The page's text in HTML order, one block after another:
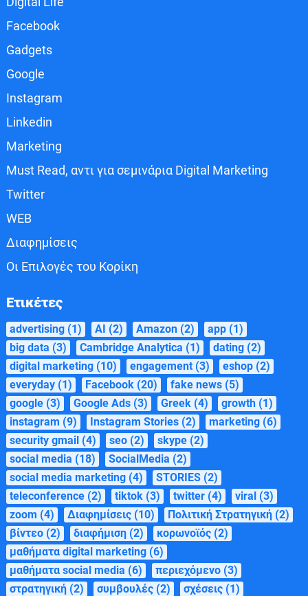
Facebook
Gadgets
Google
Instagram
Linkedin
Marketing
Must Read, αντι για σεμινάρια Digital Marketing
Twitter
WEB
Διαφημίσεις
Οι Επιλογές του Κορίκη
Ετικέτες
advertising (1) AI (2) Amazon (2) app (1)
big data (3) Cambridge Analytica (1) dating (2)
digital marketing (10) engagement (3) eshop (2)
everyday (1) Facebook (20) fake news (5)
google (3) Google Ads (3) Greek (4) growth (1)
instagram (9) Instagram Stories (2) marketing (6)
security gmail (4) seo (2) skype (2)
social media (18) SocialMedia (2)
social media marketing (4) STORIES (2)
teleconference (2) tiktok (3) twitter (4) viral (3)
zoom (4) Διαφημίσεις (10) Πολιτική Στρατηγική (2)
βίντεο (2) διαφήμιση (2) κορωνοϊός (2)
μαθήματα digital marketing (6)
μαθήματα social media (6) περιεχόμενο (3)
στρατηγική (2) συμβουλές (2) σχέσεις (1)